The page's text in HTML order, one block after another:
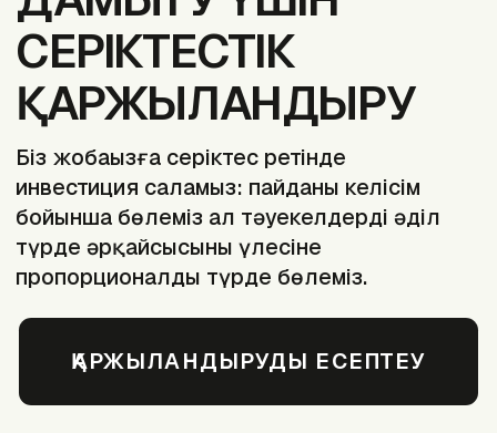
Біз жобаңызға серіктес ретінде
инвестиция саламыз: пайданы келісім
бойынша бөлеміз ал тәуекелдерді әділ
түрде әрқайсысының үлесіне
пропорционалды түрде бөлеміз.
ҚАРЖЫЛАНДЫРУДЫ ЕСЕПТЕУ